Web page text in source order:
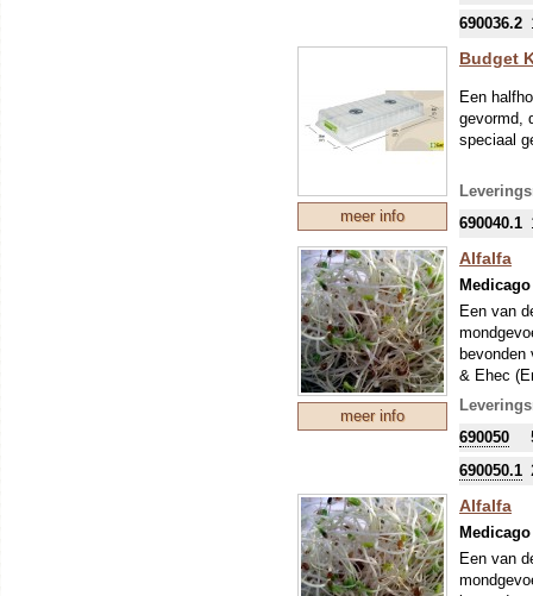
690036.2
meer info
Budget
Een
gevormd,
speciaal
690040.1
meer info
Alfalfa
Een van
& Ehec
behandeld.
is in het
goed
690050
690050.1
Alfalfa
Een van